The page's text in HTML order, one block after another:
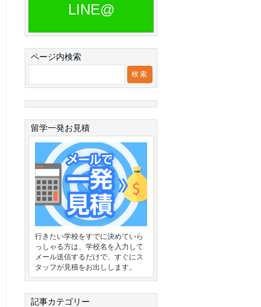
LINE@
ページ内検索
留学一発お見積
行きたい学校をすでに決めていら
っしゃる方は、学校名を入力して
メール送信するだけで、すぐにス
タッフが見積をお出しします。
記事カテゴリー